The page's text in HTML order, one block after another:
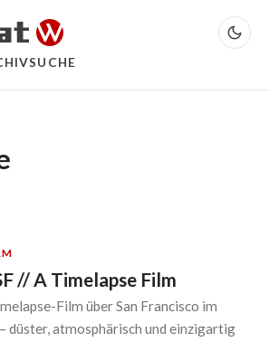
SUCHE
// A Timelapse Film
Film über San Francisco im
düster, atmosphärisch und einzigartig